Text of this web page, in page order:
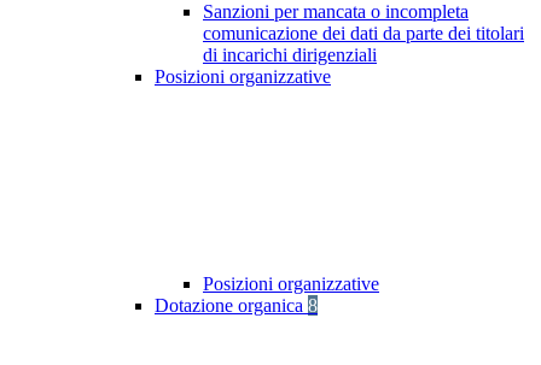
Sanzioni per mancata o incompleta
comunicazione dei dati da parte dei titolari
di incarichi dirigenziali
Posizioni organizzative
Posizioni organizzative
Dotazione organica 8